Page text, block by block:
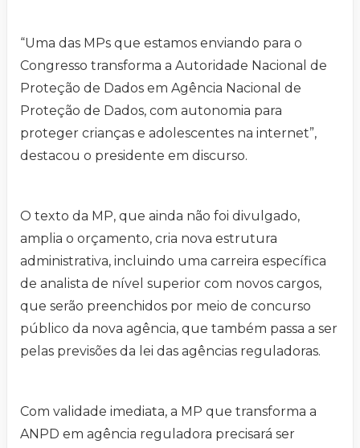
“Uma das MPs que estamos enviando para o
Congresso transforma a Autoridade Nacional de
Proteção de Dados em Agência Nacional de
Proteção de Dados, com autonomia para
proteger crianças e adolescentes na internet”,
destacou o presidente em discurso.
O texto da MP, que ainda não foi divulgado,
amplia o orçamento, cria nova estrutura
administrativa, incluindo uma carreira específica
de analista de nível superior com novos cargos,
que serão preenchidos por meio de concurso
público da nova agência, que também passa a ser
pelas previsões da lei das agências reguladoras.
Com validade imediata, a MP que transforma a
ANPD em agência reguladora precisará ser